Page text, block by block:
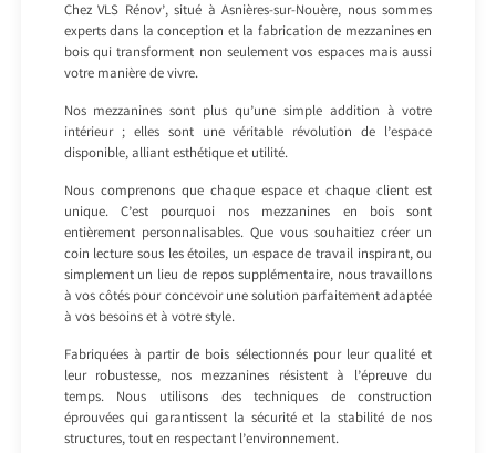
Chez VLS Rénov’, situé à Asnières-sur-Nouère, nous sommes
experts dans la conception et la fabrication de mezzanines en
bois qui transforment non seulement vos espaces mais aussi
votre manière de vivre.
Nos mezzanines sont plus qu’une simple addition à votre
intérieur ; elles sont une véritable révolution de l’espace
disponible, alliant esthétique et utilité.
Nous comprenons que chaque espace et chaque client est
unique. C’est pourquoi nos mezzanines en bois sont
entièrement personnalisables. Que vous souhaitiez créer un
coin lecture sous les étoiles, un espace de travail inspirant, ou
simplement un lieu de repos supplémentaire, nous travaillons
à vos côtés pour concevoir une solution parfaitement adaptée
à vos besoins et à votre style.
Fabriquées à partir de bois sélectionnés pour leur qualité et
leur robustesse, nos mezzanines résistent à l’épreuve du
temps. Nous utilisons des techniques de construction
éprouvées qui garantissent la sécurité et la stabilité de nos
structures, tout en respectant l’environnement.